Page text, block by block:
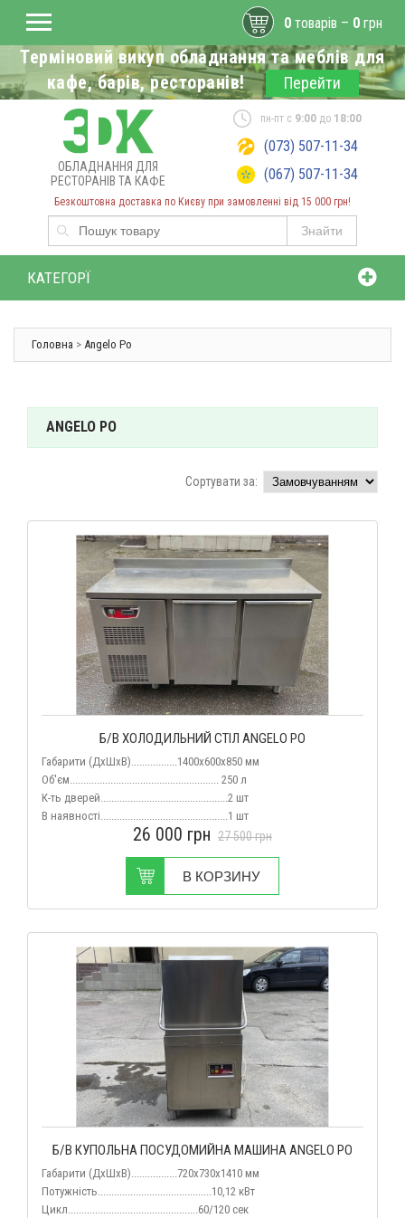
Терміновий викуп обладнання та меблів для
кафе, барів, ресторанів!
Перейти
ОБЛАДНАННЯ ДЛЯ
РЕСТОРАНІВ ТА КАФЕ
Безкоштовна доставка по Києву при замовленні від 15 000 грн!
Знайти
пн-пт с 9:00до 18:00
(073) 507-11-34
(067) 507-11-34
0 товарів – 0 грн
КАТЕГОРЇ
Головна > Angelo Po
ANGELO PO
Сортувати за:
Б/В ХОЛОДИЛЬНИЙ СТІЛ ANGELO PO
Габарити (ДхШхВ).................1400x600x850 мм
Об'єм....................................................... 250 л
К-ть дверей...............................................2 шт
В наявності...............................................1 шт
26 000 грн 27 500грн
В КОРЗИНУ
Б/В КУПОЛЬНА ПОСУДОМИЙНА МАШИНА ANGELO PO
Габарити (ДхШхВ).................720х730х1410 мм
Потужність..........................................10,12 кВт
Цикл................................................60/120 сек